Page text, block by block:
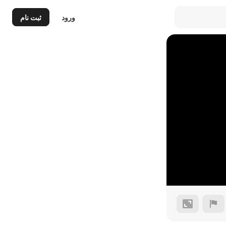
ورود ثبت نام